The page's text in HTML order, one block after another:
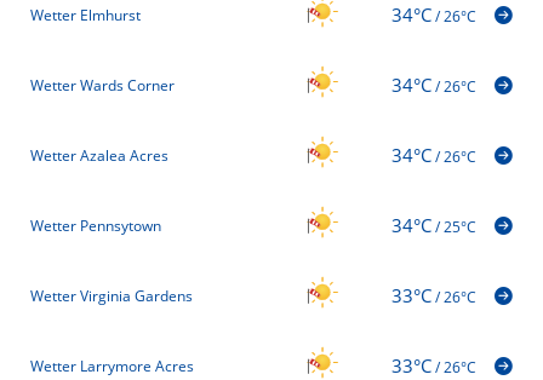
Wetter Elmhurst 34°C/26°C
Wetter Wards Corner 34°C/26°C
Wetter Azalea Acres 34°C/26°C
Wetter Pennsytown 34°C/25°C
Wetter Virginia Gardens 33°C/26°C
Wetter Larrymore Acres 33°C/26°C